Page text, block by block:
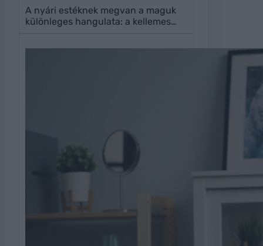
A nyári estéknek megvan a maguk
különleges hangulata: a kellemes…